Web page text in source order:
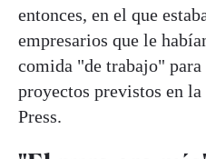
entonces, en el que
empresarios que le
comida "de trabajo"
proyectos previstos en
Press.